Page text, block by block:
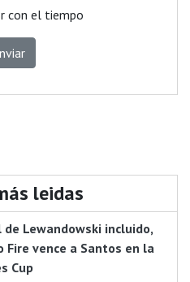
con el tiempo
leidas
de Lewandowski incluido,
Fire vence a Santos en la
Cup